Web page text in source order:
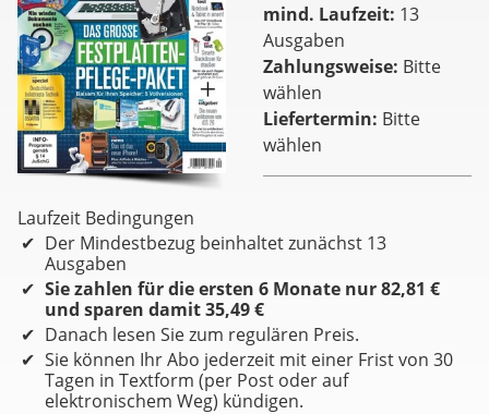
mind. Laufzeit 13
Ausgaben
Zahlungsweise Bitte
wählen
Liefertermin Bitte
wählen
Laufzeit Bedingungen
Der Mindestbezug beinhaltet zunächst 13
Ausgaben
Sie zahlen für die ersten 6 Monate nur 82,81 €
und sparen damit 35,49 €
Danach lesen Sie zum regulären Preis.
Sie können Ihr Abo jederzeit mit einer Frist von 30
Tagen in Textform (per Post oder auf
elektronischem Weg) kündigen.